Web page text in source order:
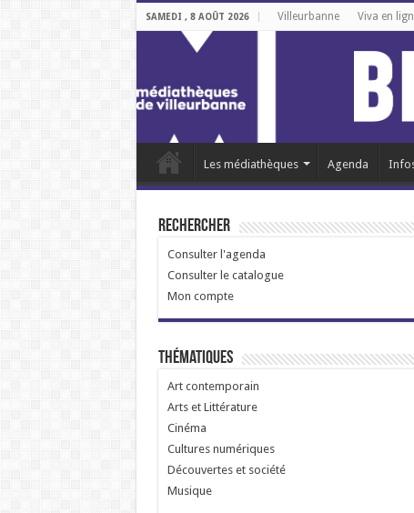
SAMEDI , 8 AOÛT 2026 Villeurbanne Viva en
Les médiathèques Agenda
Rechercher
Consulter l'agenda
Consulter le catalogue
Mon compte
Thématiques
Art contemporain
Arts et Littérature
Cinéma
Cultures numériques
Découvertes et société
Musique